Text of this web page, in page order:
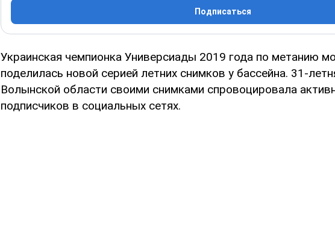
Подписаться
Украинская чемпионка Универсиады 2019 года по метанию
поделилась новой серией летних снимков у бассейна. 31-
Волынской области своими снимками спровоцировала
подписчиков в социальных сетях.